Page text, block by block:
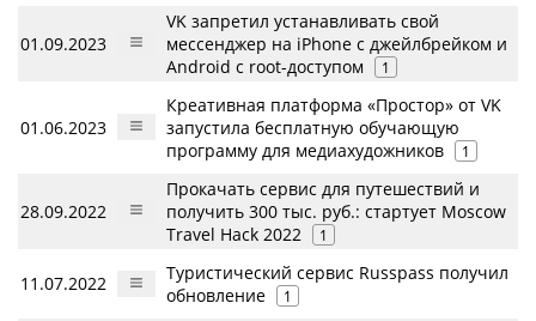
01.09.2023
VK запретил устанавливать свой
мессенджер на iPhone с джейлбрейком и
Android с root-доступом
1
01.06.2023
Креативная платформа «Простор» от VK
запустила бесплатную обучающую
программу для медиахудожников
1
28.09.2022
Прокачать сервис для путешествий и
получить 300 тыс. руб.: стартует Moscow
Travel Hack 2022
1
11.07.2022
Туристический сервис Russpass получил
обновление
1